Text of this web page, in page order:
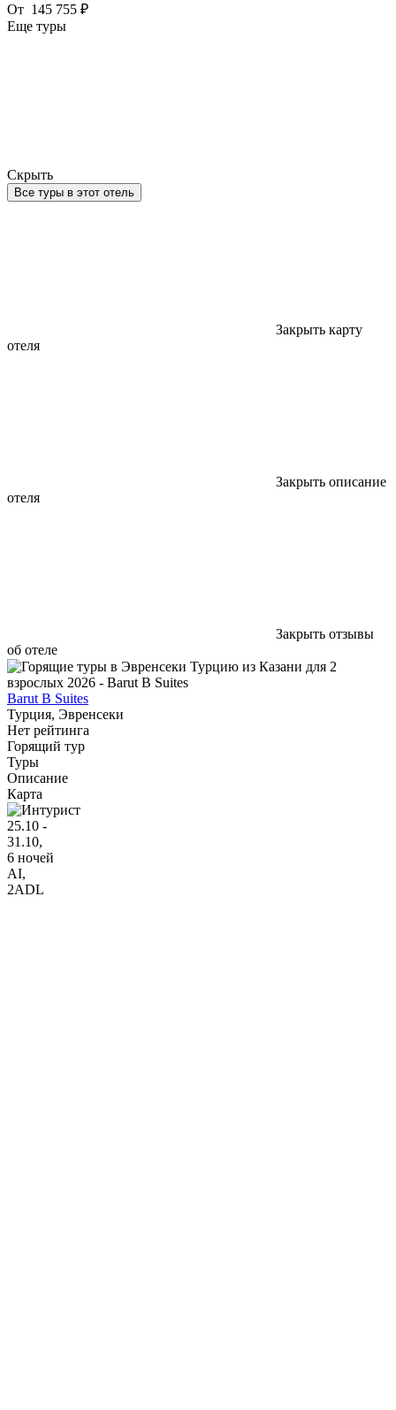
От 145 755 ₽
Еще туры
Скрыть
Все туры в этот отель
Закрыть карту
отеля
Закрыть описание
отеля
Закрыть отзывы
об отеле
Barut B Suites
Турция, Эвренсеки
Нет рейтинга
Горящий тур
Туры
Описание
Карта
25.10 -
31.10,
6 ночей
AI,
2ADL